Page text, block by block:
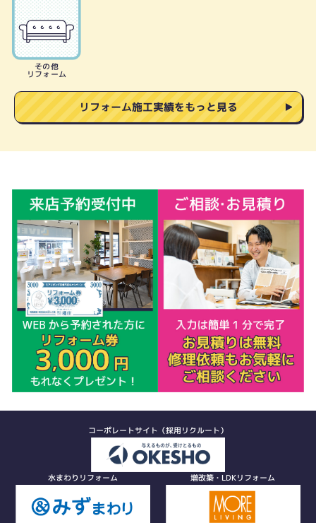
その他
リフォーム
リフォーム施工実績をもっと見る
コーポレートサイト（採用リクルート）
水まわりリフォーム 増改築・LDKリフォーム